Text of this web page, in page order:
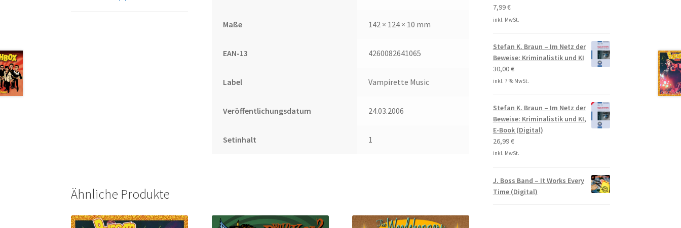
Maße 142 × 124 × 10 mm
EAN-13 4260082641065
Label Vampirette Music
Veröffentlichungsdatum 24.03.2006
Setinhalt 1
Ähnliche Produkte
7,99€
inkl. MwSt.
Stefan K. Braun – Im Netz der
Beweise: Kriminalistik und KI
30,00€
inkl. 7 % MwSt.
Stefan K. Braun – Im Netz der
Beweise: Kriminalistik und KI,
E-Book (Digital)
26,99€
inkl. MwSt.
J. Boss Band – It Works Every
Time (Digital)